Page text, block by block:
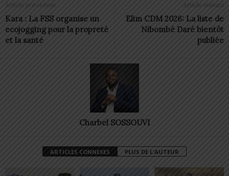
Article précédent
Kara : La FSS organise un
ecojogging pour la propreté
et la santé
Article suivant
Elim CDM 2026: La liste de
Nibombé Daré bientôt
publiée
Charbel SOSSOUVI
ARTICLES CONNEXES PLUS DE L'AUTEUR